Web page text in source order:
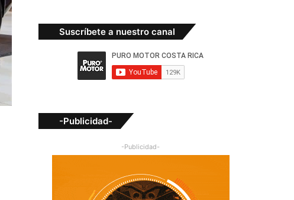
Suscríbete a nuestro canal
-Publicidad-
-Publicidad-